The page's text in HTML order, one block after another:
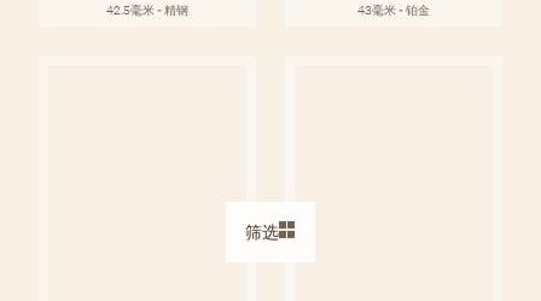
筛选
42.5毫米 - 精钢 43毫米 - 铂金